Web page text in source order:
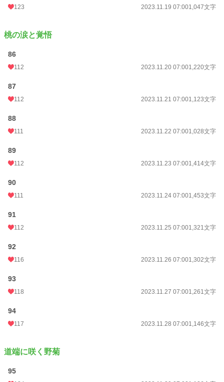
123 2023.11.19 07:001,047文字
桃の涙と覚悟
86
112 2023.11.20 07:001,220文字
87
112 2023.11.21 07:001,123文字
88
111 2023.11.22 07:001,028文字
89
112 2023.11.23 07:001,414文字
90
111 2023.11.24 07:001,453文字
91
112 2023.11.25 07:001,321文字
92
116 2023.11.26 07:001,302文字
93
118 2023.11.27 07:001,261文字
94
117 2023.11.28 07:001,146文字
道端に咲く野菊
95